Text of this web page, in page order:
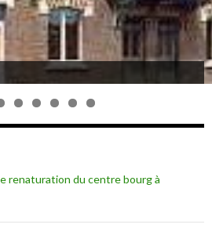
durant la grande guerre
renaturation du centre bourg à